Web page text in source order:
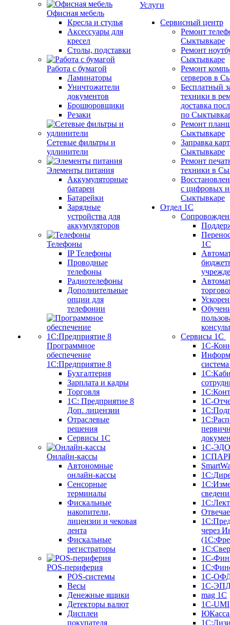
Офисная мебель
Кресла и стулья
Аксессуары для
кресел
Столы, подставки
Работа с бумагой
Ламинаторы
Уничтожители
документов
Брошюровщики
Резаки
Сетевые фильтры и
удлинители
Элементы питания
Аккумуляторные
батареи
Батарейки
Зарядные
устройства для
аккумуляторов
Телефоны
IP Телефоны
Проводные
телефоны
Радиотелефоны
Дополнительные
опции для
телефонии
Программное
обеспечение
1С:Предприятие 8
Бухгалтерия
Зарплата и кадры
Торговля
1C: Предприятие 8
Доп. лицензии
Отраслевые
решения
Сервисы 1С
Онлайн-кассы
Автономные
онлайн-кассы
Сенсорные
терминалы
Фискальные
накопители,
лицензии и чековая
лента
Фискальные
регистраторы
POS-периферия
POS-системы
Весы
Денежные ящики
Детекторы валют
Дисплеи
покупателя
Услуги
Сервисный центр
Ремонт
Сыктывкаре
Ремонт
Сыктывкаре
Ремонт
серверов в
Бесплатный
техники в
доставка
по
Ремонт
Сыктывкаре
Заправка
Сыктывкаре
Ремонт
техники в
с цифровых
Сыктывкаре
Отдел 1С
1С
Сервисы 1С
1С-
1С-
1С-ЭДО
через
1С-
1С-
1С-
mag 1C
1C-UMI